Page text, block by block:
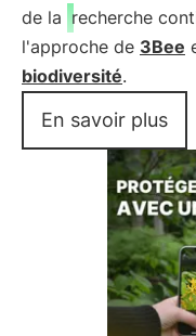
de la recherche
l'approche de 3Bee
biodiversité.
En savoir plus